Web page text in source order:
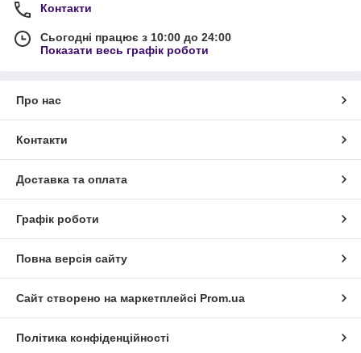
Контакти
Сьогодні працює з 10:00 до 24:00
Показати весь графік роботи
Про нас
Контакти
Доставка та оплата
Графік роботи
Повна версія сайту
Сайт створено на маркетплейсі Prom.ua
Політика конфіденційності